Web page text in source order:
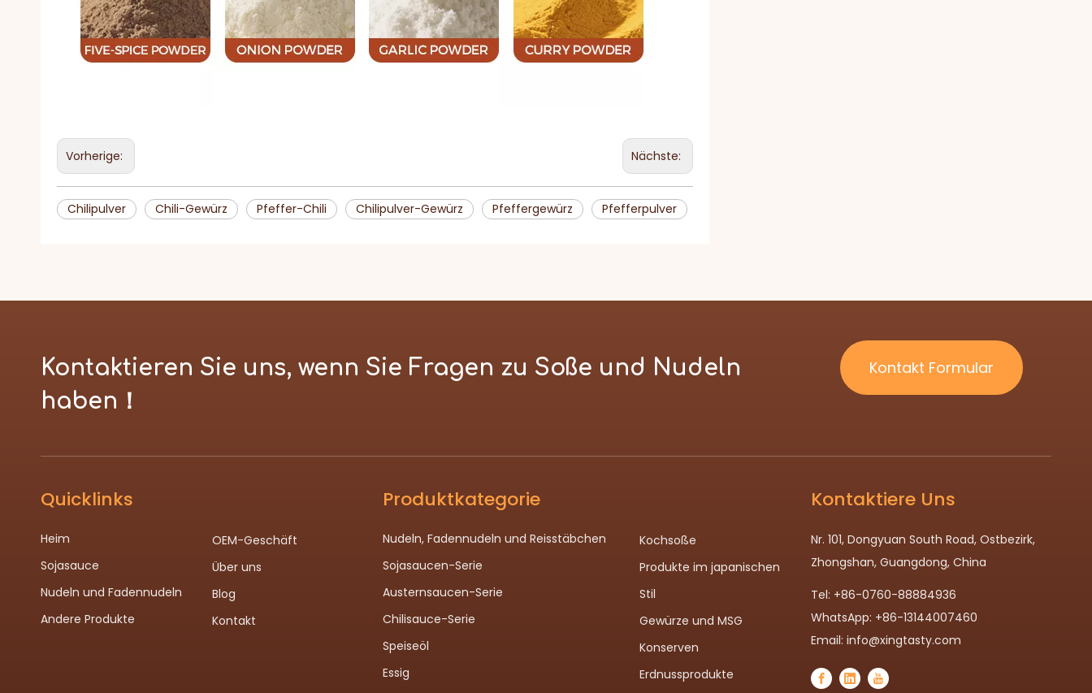
Vorherige: Nächste:
Chilipulver Chili-Gewürz Pfeffer-Chili Chilipulver-Gewürz Pfeffergewürz Pfefferpulver
Kontaktieren Sie uns, wenn Sie Fragen zu Soße und Nudeln
haben！
Kontakt Formular
Quicklinks
Heim
Sojasauce
Nudeln und Fadennudeln
Andere Produkte
OEM-Geschäft
Über uns
Blog
Kontakt
Produktkategorie
Nudeln, Fadennudeln und Reisstäbchen
Sojasaucen-Serie
Austernsaucen-Serie
Chilisauce-Serie
Speiseöl
Essig
Kochsoße
Produkte im japanischen
Stil
Gewürze und MSG
Konserven
Erdnussprodukte
Kontaktiere Uns
Nr. 101, Dongyuan South Road, Ostbezirk,
Zhongshan, Guangdong, China
Tel: +86-0760-88884936
WhatsApp: +86-13144007460
Email: info@xingtasty.com